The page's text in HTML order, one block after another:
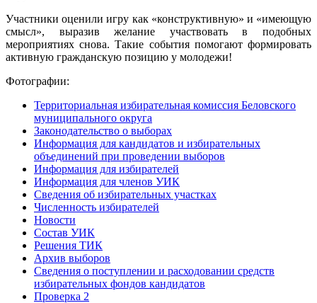
Участники оценили игру как «конструктивную» и «имеющую
смысл», выразив желание участвовать в подобных
мероприятиях снова. Такие события помогают формировать
активную гражданскую позицию у молодежи!
Фотографии:
Территориальная избирательная комиссия Беловского
муниципального округа
Законодательство о выборах
Информация для кандидатов и избирательных
объединений при проведении выборов
Информация для избирателей
Информация для членов УИК
Сведения об избирательных участках
Численность избирателей
Новости
Состав УИК
Решения ТИК
Архив выборов
Сведения о поступлении и расходовании средств
избирательных фондов кандидатов
Проверка 2